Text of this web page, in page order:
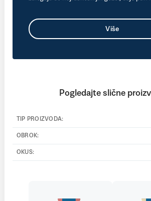
Više
Pogledajte slične
TIP PROIZVODA:
OBROK:
OKUS: